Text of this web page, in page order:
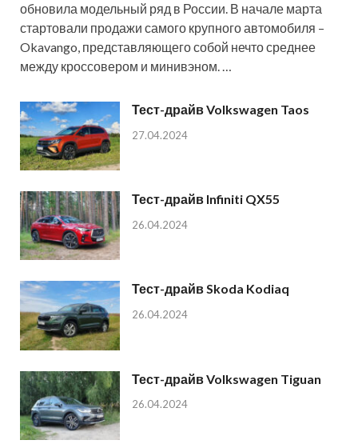
обновила модельный ряд в России. В начале марта
стартовали продажи самого крупного автомобиля –
Okavango, представляющего собой нечто среднее
между кроссовером и минивэном. …
Тест-драйв Volkswagen Taos
27.04.2024
Тест-драйв Infiniti QX55
26.04.2024
Тест-драйв Skoda Kodiaq
26.04.2024
Тест-драйв Volkswagen Tiguan
26.04.2024